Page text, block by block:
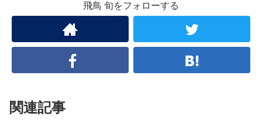
飛鳥 旬をフォローする
関連記事